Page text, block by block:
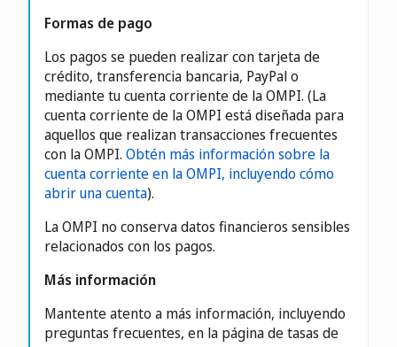
Formas de pago
Los pagos se pueden realizar con tarjeta de
crédito, transferencia bancaria, PayPal o
mediante tu cuenta corriente de la OMPI. (La
cuenta corriente de la OMPI está diseñada para
aquellos que realizan transacciones frecuentes
con la OMPI. Obtén más información sobre la
cuenta corriente en la OMPI, incluyendo cómo
abrir una cuenta).
La OMPI no conserva datos financieros sensibles
relacionados con los pagos.
Más información
Mantente atento a más información, incluyendo
preguntas frecuentes, en la página de tasas de